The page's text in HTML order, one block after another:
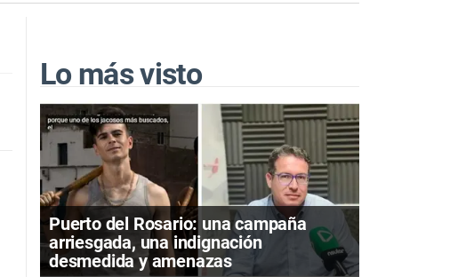
Lo más visto
Puerto del Rosario: una campaña
arriesgada, una indignación
desmedida y amenazas